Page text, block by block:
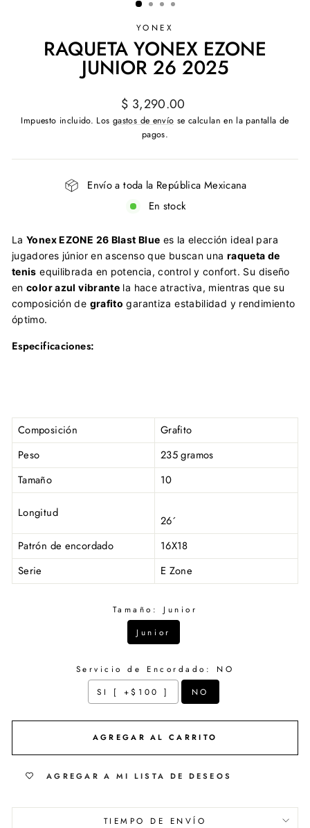
YONEX
RAQUETA YONEX EZONE
JUNIOR 26 2025
Precio
habitual
$ 3,290.00
Impuesto incluido. Los gastos de envío se calculan en la pantalla de
pagos.
Envío a toda la República Mexicana
En stock
LaYonex EZONE 26 Blast Blue es la elección ideal para
jugadores júnior en ascenso que buscan una raqueta de
tenis equilibrada en potencia, control y confort. Su diseño
encolor azul vibrante la hace atractiva, mientras que su
composición de grafito garantiza estabilidad y rendimiento
óptimo.
Especificaciones:
Composición
Grafito
Peso
235 gramos
Tamaño
10
Longitud
26´
Patrón de encordado
16X18
Serie
E Zone
Tamaño:
Junior
Junior
Servicio de Encordado:
NO
SI [ +$100 ]
NO
Selection will add$ 0.00 to the price
AGREGAR AL CARRITO
AGREGAR A MI LISTA DE DESEOS
TIEMPO DE ENVÍO